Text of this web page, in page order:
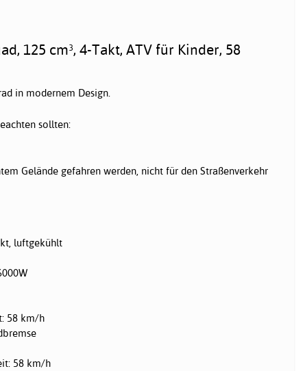
125 cm³, 4-Takt, ATV für Kinder, 58
in modernem Design.
sollten:
Gelände gefahren werden, nicht für den Straßenverkehr
luftgekühlt
58 km/h
58 km/h